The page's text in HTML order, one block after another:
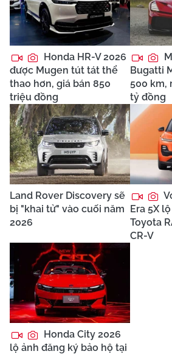
Honda HR-V 2026
được Mugen tút tát thể
thao hơn, giá bán 850
triệu đồng
Bugatti
500 km,
tỷ đồng
Land Rover Discovery sẽ
bị "khai tử" vào cuối năm
2026
Era 5X
Toyota
CR-V
Honda City 2026
lộ ảnh đăng ký bảo hộ tại